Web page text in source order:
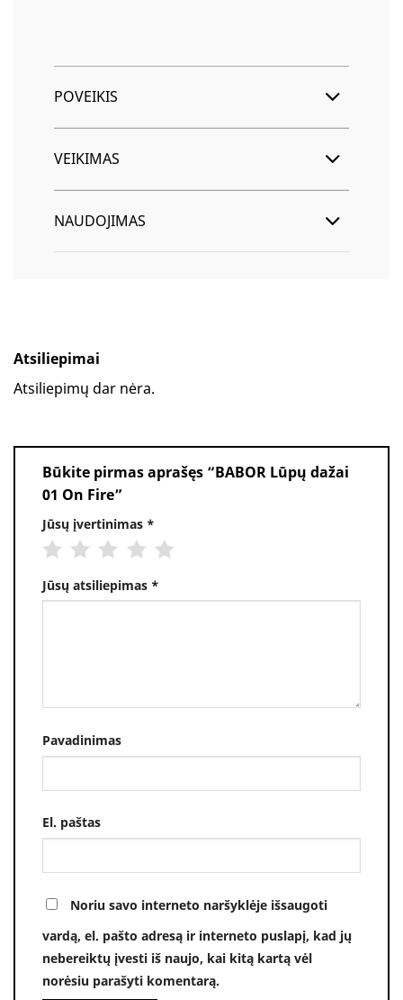
POVEIKIS
VEIKIMAS
NAUDOJIMAS
Atsiliepimai
Atsiliepimų dar nėra.
Būkite pirmas aprašęs “BABOR Lūpų dažai
01 On Fire”
Jūsų įvertinimas *
Jūsų atsiliepimas *
Pavadinimas
El. paštas
Noriu savo interneto naršyklėje išsaugoti
vardą, el. pašto adresą ir interneto puslapį, kad jų
nebereiktų įvesti iš naujo, kai kitą kartą vėl
norėsiu parašyti komentarą.